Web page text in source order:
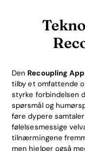
Den Recoupling App
tilby et omfattende
styrke forbindelsen
spørsmål og
føre dypere
følelsesmessige
tilnærmingene
men hjelper også